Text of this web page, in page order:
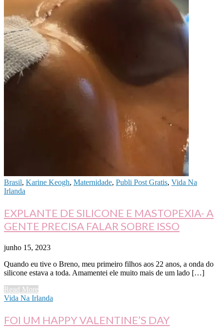
Brasil, Karine Keogh, Maternidade, Publi Post Gratis, Vida Na
Irlanda
EXPLANTE DE SILICONE E MASTOPEXIA- A
GENTE PRECISA FALAR SOBRE ISSO
junho 15, 2023
Quando eu tive o Breno, meu primeiro filhos aos 22 anos, a onda do
silicone estava a toda. Amamentei ele muito mais de um lado […]
Read More
Vida Na Irlanda
FOI UM HAPPY VALENTINE’S DAY